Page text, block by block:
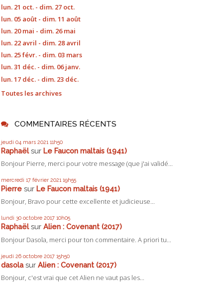
lun. 21 oct. - dim. 27 oct.
lun. 05 août - dim. 11 août
lun. 20 mai - dim. 26 mai
lun. 22 avril - dim. 28 avril
lun. 25 févr. - dim. 03 mars
lun. 31 déc. - dim. 06 janv.
lun. 17 déc. - dim. 23 déc.
Toutes les archives
COMMENTAIRES RÉCENTS
jeudi 04 mars 2021 11h50
Raphaëlsur Le Faucon maltais (1941)
Bonjour Pierre, merci pour votre message (que j'ai validé...
mercredi 17 février 2021 19h55
Pierre sur Le Faucon maltais (1941)
Bonjour, Bravo pour cette excellente et judicieuse...
lundi 30 octobre 2017 10h05
Raphaëlsur Alien : Covenant (2017)
Bonjour Dasola, merci pour ton commentaire. A priori tu...
jeudi 26 octobre 2017 15h50
dasolasur Alien : Covenant (2017)
Bonjour, c'est vrai que cet Alien ne vaut pas les...